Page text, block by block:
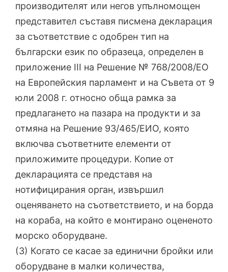
производителят или негов упълномощен
представител съставя писмена декларация
за съответствие с одобрен тип на
български език по образеца, определен в
приложение III на Решение № 768/2008/ЕО
на Европейския парламент и на Съвета от 9
юли 2008 г. относно обща рамка за
предлагането на пазара на продукти и за
отмяна на Решение 93/465/ЕИО, която
включва съответните елементи от
приложимите процедури. Копие от
декларацията се представя на
нотифицирания орган, извършил
оценяването на съответствието, и на борда
на кораба, на който е монтирано оцененото
морско оборудване.
(3) Когато се касае за единични бройки или
оборудване в малки количества,